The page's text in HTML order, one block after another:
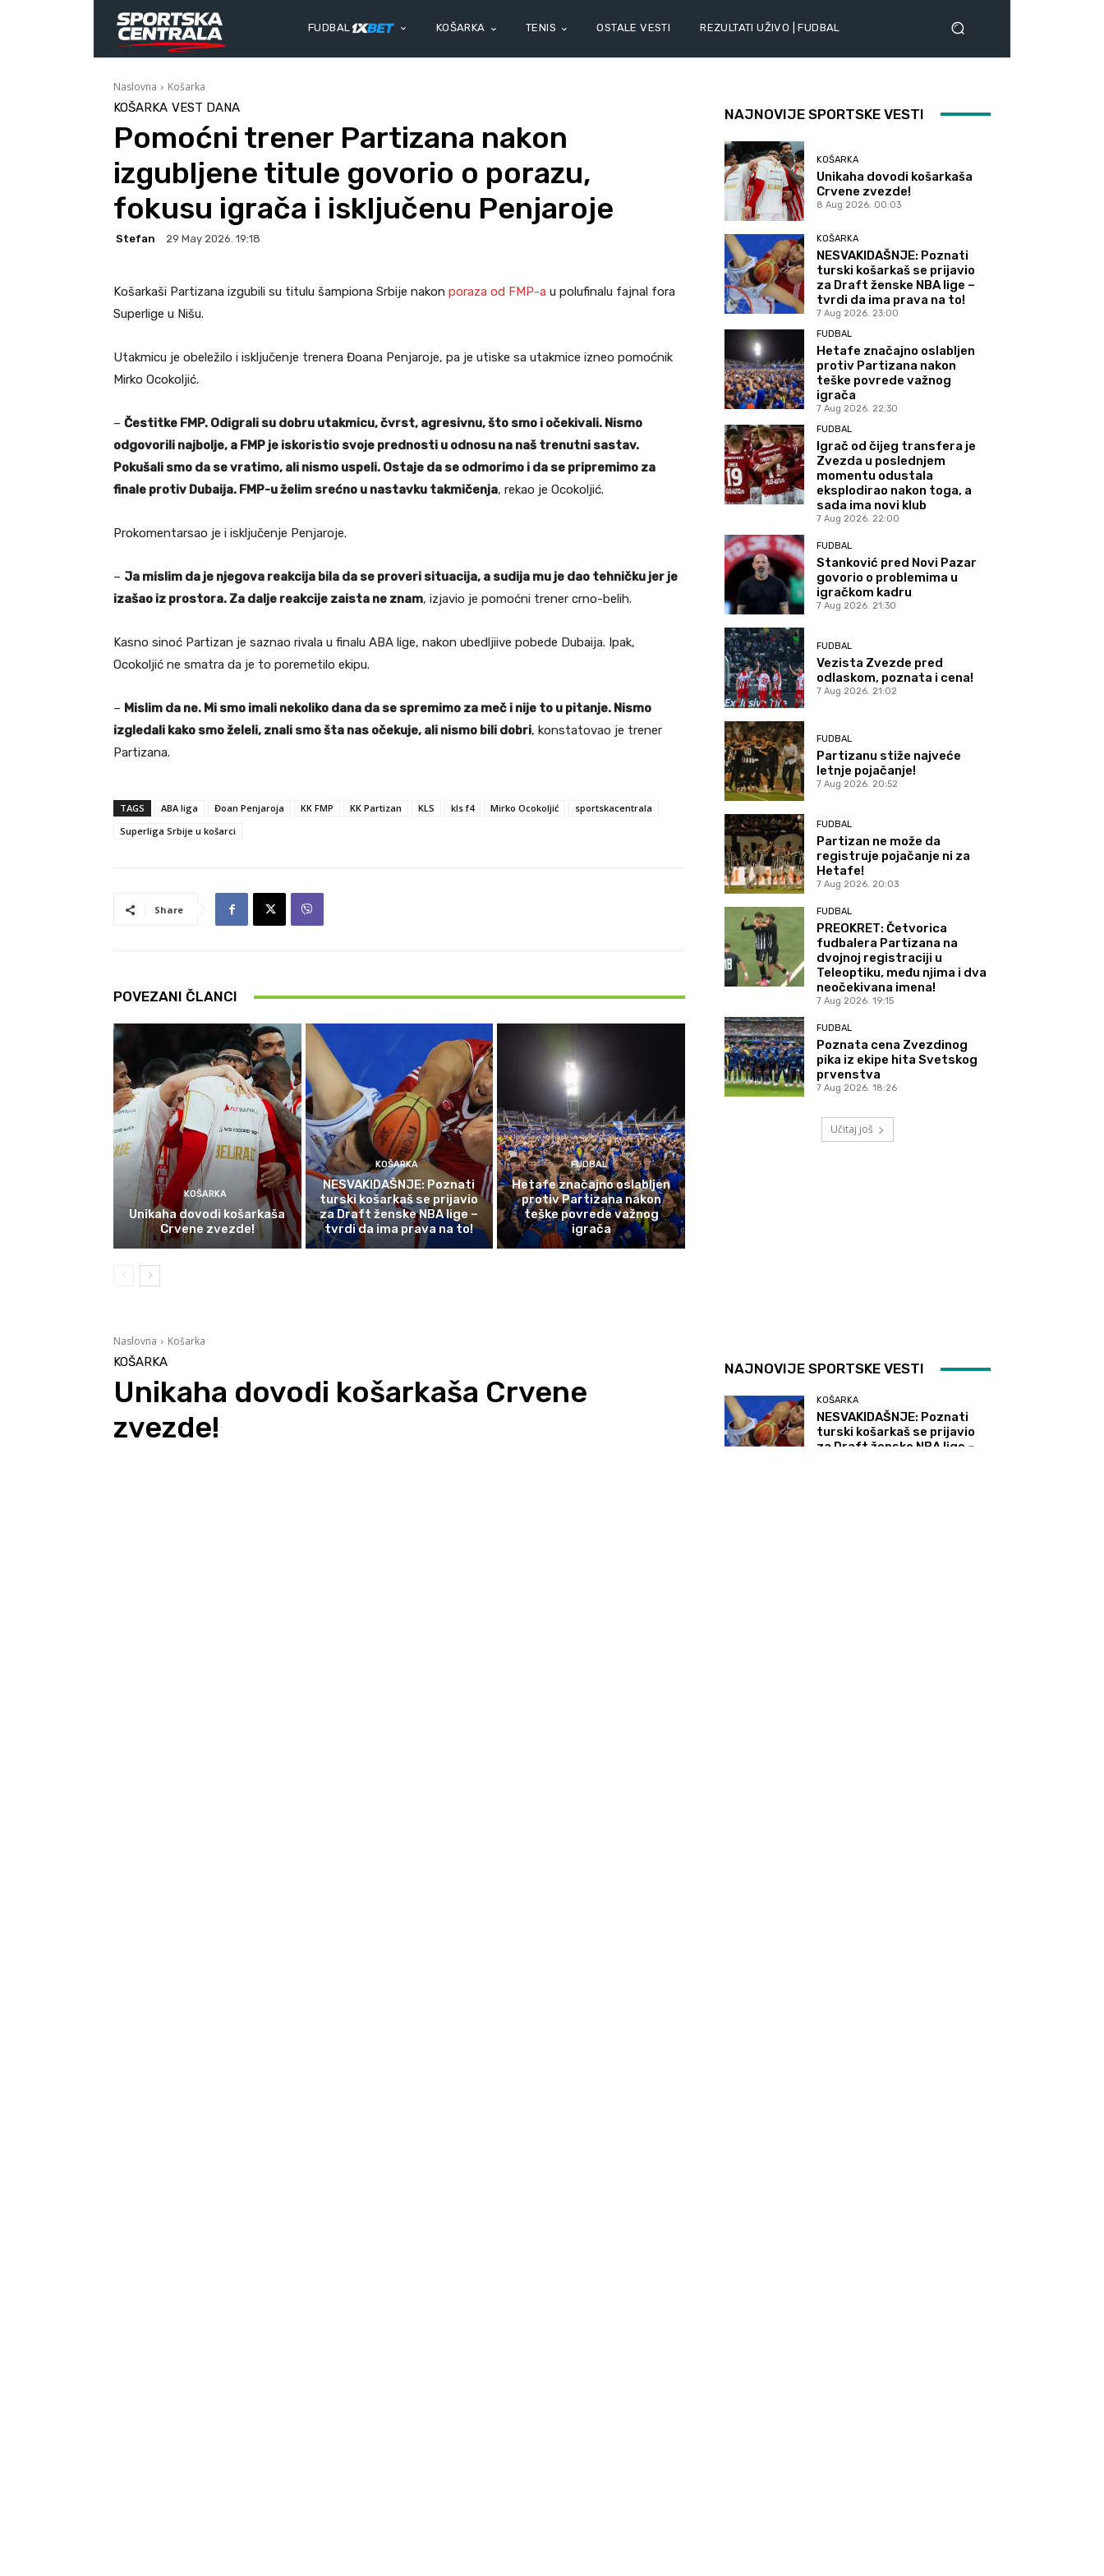
FUDBAL KOŠARKA TENIS OSTALE VESTI REZULTATI UŽIVO | FUDBAL
Naslovna Košarka
KOŠARKA VEST DANA
Pomoćni trener Partizana nakon
izgubljene titule govorio o porazu,
fokusu igrača i isključenu Penjaroje
Stefan 29 May 2026. 19:18
Košarkaši Partizana izgubili su titulu šampiona Srbije nakon poraza od FMP-a u polufinalu fajnal fora
Superlige u Nišu.
Utakmicu je obeležilo i isključenje trenera Đoana Penjaroje, pa je utiske sa utakmice izneo pomoćnik
Mirko Ocokoljić.
– Čestitke FMP. Odigrali su dobru utakmicu, čvrst, agresivnu, što smo i očekivali. Nismo
odgovorili najbolje, a FMP je iskoristio svoje prednosti u odnosu na naš trenutni sastav.
Pokušali smo da se vratimo, ali nismo uspeli. Ostaje da se odmorimo i da se pripremimo za
finale protiv Dubaija. FMP-u želim srećno u nastavku takmičenja, rekao je Ocokoljić.
Prokomentarsao je i isključenje Penjaroje.
– Ja mislim da je njegova reakcija bila da se proveri situacija, a sudija mu je dao tehničku jer je
izašao iz prostora. Za dalje reakcije zaista ne znam, izjavio je pomoćni trener crno-belih.
Kasno sinoć Partizan je saznao rivala u finalu ABA lige, nakon ubedljiive pobede Dubaija. Ipak,
Ocokoljić ne smatra da je to poremetilo ekipu.
– Mislim da ne. Mi smo imali nekoliko dana da se spremimo za meč i nije to u pitanje. Nismo
izgledali kako smo želeli, znali smo šta nas očekuje, ali nismo bili dobri, konstatovao je trener
Partizana.
TAGS ABA liga Đoan Penjaroja KK FMP KK Partizan KLS kls f4 Mirko Ocokoljić
sportskacentrala
Superliga Srbije u košarci
Share
POVEZANI ČLANCI
KOŠARKA
Unikaha dovodi košarkaša
Crvene zvezde!
KOŠARKA
NESVAKIDAŠNJE: Poznati
turski košarkaš se prijavio
za Draft ženske NBA lige –
tvrdi da ima prava na to!
FUDBAL
Hetafe značajno oslabljen
protiv Partizana nakon
teške povrede važnog
igrača
NAJNOVIJE SPORTSKE VESTI
KOŠARKA
Unikaha dovodi košarkaša
Crvene zvezde!
8 Aug 2026. 00:03
KOŠARKA
NESVAKIDAŠNJE: Poznati
turski košarkaš se prijavio
za Draft ženske NBA lige –
tvrdi da ima prava na to!
7 Aug 2026. 23:00
FUDBAL
Hetafe značajno oslabljen
protiv Partizana nakon
teške povrede važnog
igrača
7 Aug 2026. 22:30
FUDBAL
Igrač od čijeg transfera je
Zvezda u poslednjem
momentu odustala
eksplodirao nakon toga, a
sada ima novi klub
7 Aug 2026. 22:00
FUDBAL
Stanković pred Novi Pazar
govorio o problemima u
igračkom kadru
7 Aug 2026. 21:30
FUDBAL
Vezista Zvezde pred
odlaskom, poznata i cena!
7 Aug 2026. 21:02
FUDBAL
Partizanu stiže najveće
letnje pojačanje!
7 Aug 2026. 20:52
FUDBAL
Partizan ne može da
registruje pojačanje ni za
Hetafe!
7 Aug 2026. 20:03
FUDBAL
PREOKRET: Četvorica
fudbalera Partizana na
dvojnoj registraciji u
Teleoptiku, među njima i dva
neočekivana imena!
7 Aug 2026. 19:15
FUDBAL
Poznata cena Zvezdinog
pika iz ekipe hita Svetskog
prvenstva
7 Aug 2026. 18:26
Učitaj još